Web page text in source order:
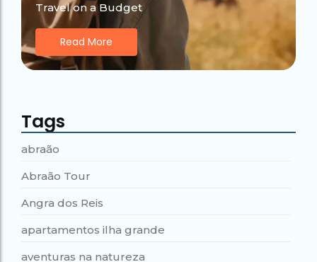
Travel on a Budget
Read More
Tags
abraão
Abraão Tour
Angra dos Reis
apartamentos ilha grande
aventuras na natureza